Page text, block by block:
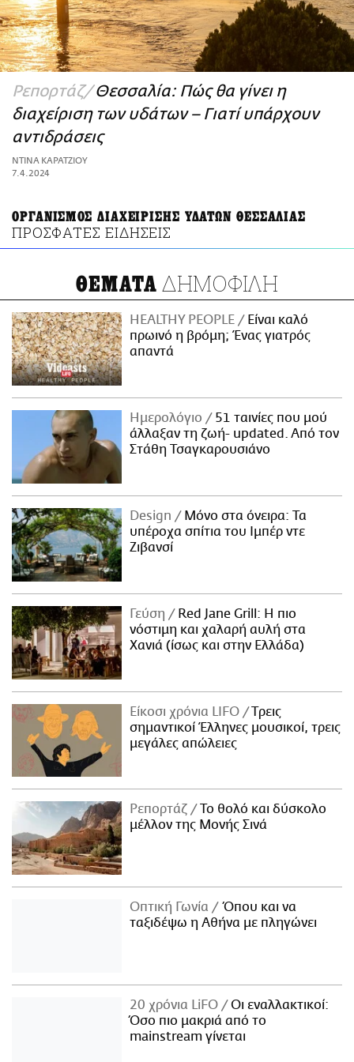
ΑΜΠΑ
PRINT
Ρεπορτάζ Θεσσαλία: Πώς θα γίνει η
διαχείριση των υδάτων – Γιατί υπάρχουν
αντιδράσεις
ΝΤΙΝΑ ΚΑΡΑΤΖΙΟΥ
7.4.2024
ΟΡΓΑΝΙΣΜΟΣ ΔΙΑΧΕΙΡΙΣΗΣ ΥΔΑΤΩΝ ΘΕΣΣΑΛΙΑΣ
ΠΡΟΣΦΑΤΕΣ ΕΙΔΗΣΕΙΣ
ΘΕΜΑΤΑ ΔΗΜΟΦΙΛΗ
HEALTHY PEOPLE
Είναι καλό
πρωινό η βρόμη; Ένας γιατρός
απαντά
Ημερολόγιο
51 ταινίες που μού
άλλαξαν τη ζωή- updated. Aπό τον
Στάθη Τσαγκαρουσιάνο
Design
Μόνο στα όνειρα: Τα
υπέροχα σπίτια του Ιμπέρ ντε
Ζιβανσί
Γεύση
Red Jane Grill: Η πιο
νόστιμη και χαλαρή αυλή στα
Χανιά (ίσως και στην Ελλάδα)
Είκοσι χρόνια LIFO
Tρεις
σημαντικοί Έλληνες μουσικοί, τρεις
μεγάλες απώλειες
Ρεπορτάζ
Το θολό και δύσκολο
μέλλον της Μονής Σινά
Οπτική Γωνία
Όπου και να
ταξιδέψω η Αθήνα με πληγώνει
20 χρόνια LiFO
Οι εναλλακτικοί:
Όσο πιο μακριά από το
mainstream γίνεται